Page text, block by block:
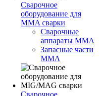
Сварочное
оборудование для
MMA сварки
Сварочные
аппараты MMA
Запасные части
MMA
Сварочное